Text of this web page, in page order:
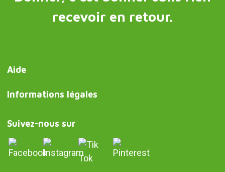
recevoir en retour.
Aide
Informations légales
Suivez-nous sur